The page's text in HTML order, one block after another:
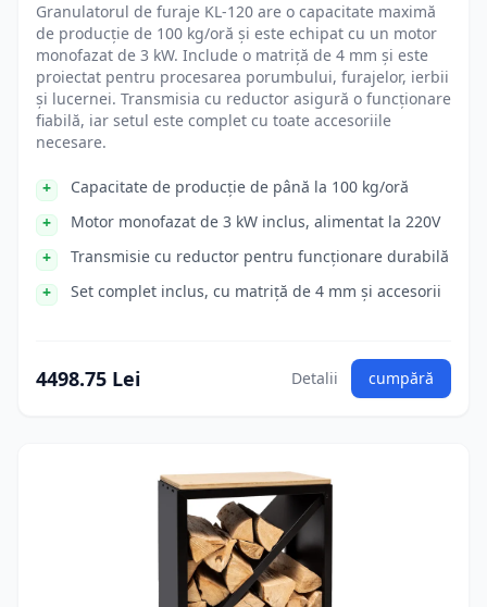
Granulatorul de furaje KL-120 are o capacitate maximă
de producție de 100 kg/oră și este echipat cu un motor
monofazat de 3 kW. Include o matriță de 4 mm și este
proiectat pentru procesarea porumbului, furajelor, ierbii
și lucernei. Transmisia cu reductor asigură o funcționare
fiabilă, iar setul este complet cu toate accesoriile
necesare.
Capacitate de producție de până la 100 kg/oră
Motor monofazat de 3 kW inclus, alimentat la 220V
Transmisie cu reductor pentru funcționare durabilă
Set complet inclus, cu matriță de 4 mm și accesorii
4498.75 Lei Detalii cumpără